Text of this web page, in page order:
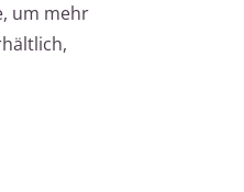
um mehr